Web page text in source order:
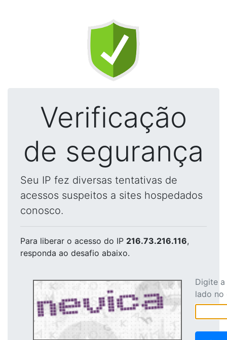
Verificação
de segurança
Seu IP fez diversas tentativas de
acessos suspeitos a sites hospedados
conosco.
Para liberar o acesso do IP 216.73.216.116,
responda ao desafio abaixo.
Digite
lado no